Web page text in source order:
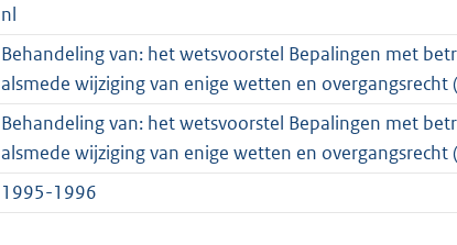
nl
Behandeling van: het wetsvoorstel Bepalingen met
alsmede wijziging van enige wetten en
Behandeling van: het wetsvoorstel Bepalingen met
alsmede wijziging van enige wetten en
1995-1996